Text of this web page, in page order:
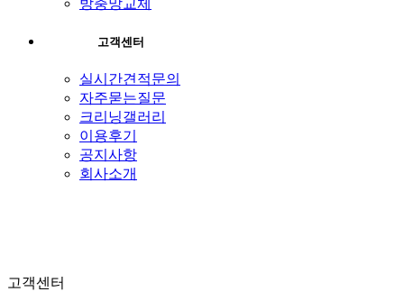
고객센터
실시간견적문의
자주묻는질문
크리닝갤러리
이용후기
공지사항
회사소개
고객센터